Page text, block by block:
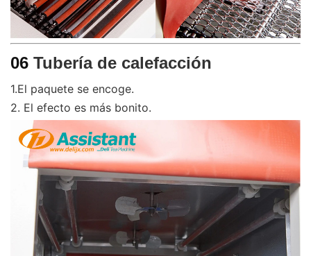
06 Tubería de calefacción
1.El paquete se encoge.
2. El efecto es más bonito.